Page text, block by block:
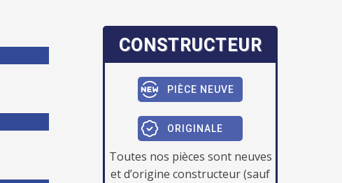
CONSTRUCTEUR
PIÈCE NEUVE
ORIGINALE
Toutes nos pièces sont neuves
et d’origine constructeur (sauf